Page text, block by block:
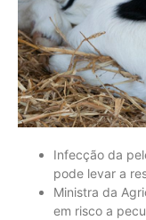
Infecção da
pode levar a
Ministra da
em risco a